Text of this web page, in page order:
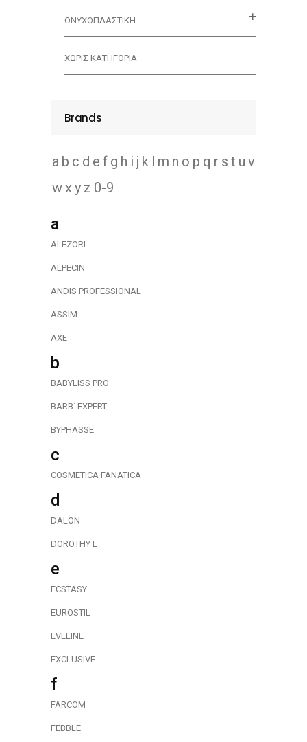
ΟΝΥΧΟΠΛΑΣΤΙΚΗ
ΧΩΡΊΣ ΚΑΤΗΓΟΡΊΑ
Brands
a b c d e f g h i j k l m n o p q r s t u v
wxy z 0-9
a
ALEZORI
ALPECIN
ANDIS PROFESSIONAL
ASSIM
AXE
b
BABYLISS PRO
BARB΄ EXPERT
BYPHASSE
c
COSMETICA FANATICA
d
DALON
DOROTHY L
e
ECSTASY
EUROSTIL
EVELINE
EXCLUSIVE
f
FARCOM
FEBBLE